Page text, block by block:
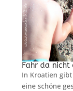
Fahr da nicht
In Kroatien
eine schöne